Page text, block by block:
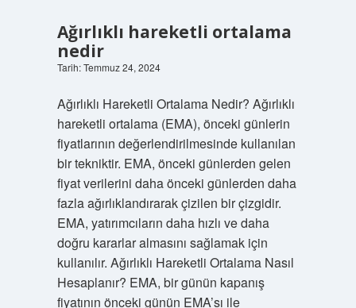
Ağırlıklı hareketli ortalama
nedir
Tarih: Temmuz 24, 2024
Ağırlıklı Hareketli Ortalama Nedir? Ağırlıklı
hareketli ortalama (EMA), önceki günlerin
fiyatlarının değerlendirilmesinde kullanılan
bir tekniktir. EMA, önceki günlerden gelen
fiyat verilerini daha önceki günlerden daha
fazla ağırlıklandırarak çizilen bir çizgidir.
EMA, yatırımcıların daha hızlı ve daha
doğru kararlar almasını sağlamak için
kullanılır. Ağırlıklı Hareketli Ortalama Nasıl
Hesaplanır? EMA, bir günün kapanış
fiyatının önceki günün EMA’sı ile